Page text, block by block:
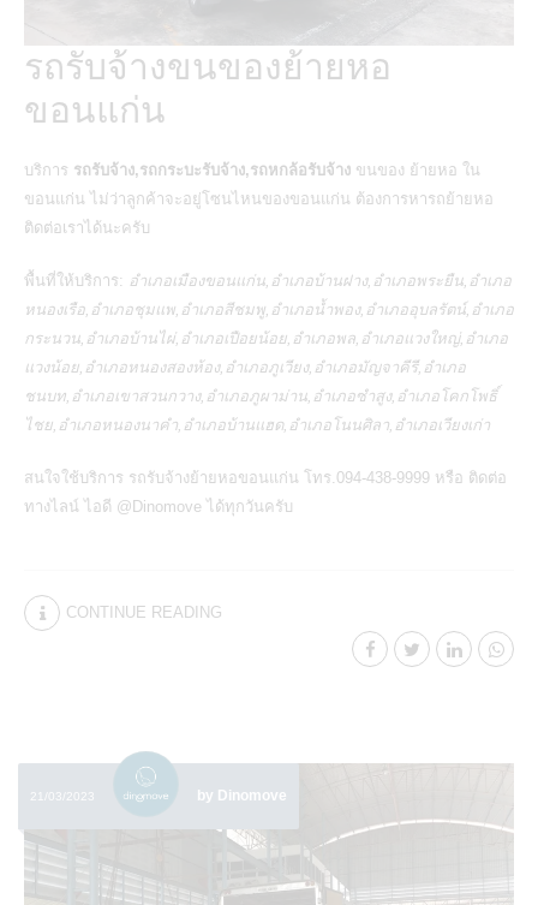
รถรับจ้างขนของย้ายหอ
ขอนแก่น
บริการ รถรับจ้าง,รถกระบะรับจ้าง,รถหกล้อรับจ้าง ขนของ ย้ายหอ ใน
ขอนแก่น ไม่ว่าลูกค้าจะอยู่โซนไหนของขอนแก่น ต้องการหารถย้ายหอ
ติดต่อเราได้นะครับ
พื้นที่ให้บริการ: อำเภอเมืองขอนแก่น,อำเภอบ้านฝาง,อำเภอพระยืน,อำเภอ
หนองเรือ,อำเภอชุมแพ,อำเภอสีชมพู,อำเภอน้ำพอง,อำเภออุบลรัตน์,อำเภอ
กระนวน,อำเภอบ้านไผ่,อำเภอเปือยน้อย,อำเภอพล,อำเภอแวงใหญ่,อำเภอ
แวงน้อย,อำเภอหนองสองห้อง,อำเภอภูเวียง,อำเภอมัญจาคีรี,อำเภอ
ชนบท,อำเภอเขาสวนกวาง,อำเภอภูผาม่าน,อำเภอซำสูง,อำเภอโคกโพธิ์
ไชย,อำเภอหนองนาคำ,อำเภอบ้านแฮด,อำเภอโนนศิลา,อำเภอเวียงเก่า
สนใจใช้บริการ รถรับจ้างย้ายหอขอนแก่น โทร.094-438-9999 หรือ ติดต่อ
ทางไลน์ ไอดี @Dinomove ได้ทุกวันครับ
CONTINUE READING
21/03/2023 by Dinomove